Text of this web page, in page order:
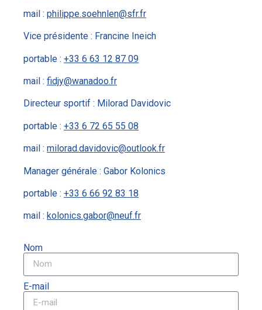
mail : philippe.soehnlen@sfr.fr
Vice présidente : Francine Ineich
portable : +33 6 63 12 87 09
mail : fidjy@wanadoo.fr
Directeur sportif : Milorad Davidovic
portable : +33 6 72 65 55 08
mail : milorad.davidovic@outlook.fr
Manager générale : Gabor Kolonics
portable : +33 6 66 92 83 18
mail : kolonics.gabor@neuf.fr
Nom
E-mail